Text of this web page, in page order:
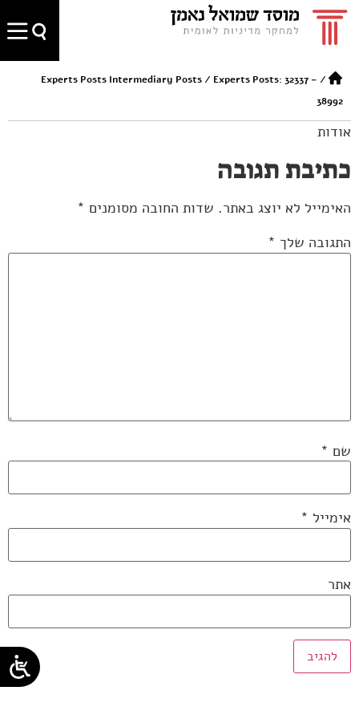
/
Experts Posts Intermediary Posts/ Experts Posts: 32337 –
38992
אודות
כתיבת תגובה
האימייל לא יוצג באתר. שדות החובה מסומנים *
התגובה שלך *
שם *
אימייל *
אתר